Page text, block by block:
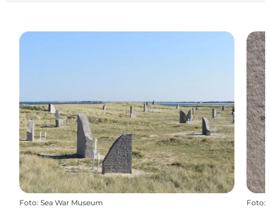
Foto: Sea War Museum Foto: